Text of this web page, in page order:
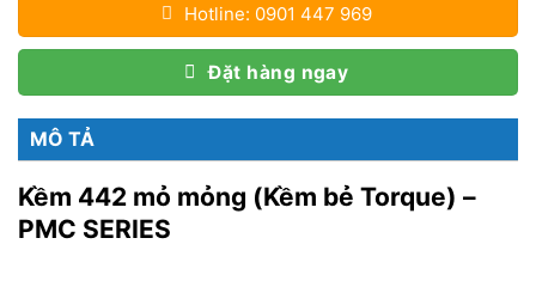
Hotline: 0901 447 969
Đặt hàng ngay
MÔ TẢ
Kềm 442 mỏ mỏng (Kềm bẻ Torque) –
PMC SERIES